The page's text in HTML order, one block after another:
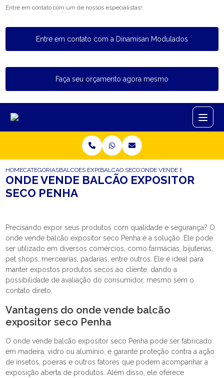
Entre em contato com um de nossos especialistas!
Entre em contato com a Dinamisan Modulados
Faça seu orçamento agora mesmo
HOMECATEGORIASBALCOES EXPOSITORESBALCAO SECO EXPOSITOR
ONDE VENDE BALCAO
ONDE VENDE BALCÃO EXPOSITOR
SECO PENHA
Precisando expor seus produtos com qualidade e segurança? O
onde vende balcão expositor seco Penha é a solução. Ele pode
ser utilizado em diversos comércios, como farmácias, bijuterias,
pet shops, mercearias, padarias, entre outros. Ele é ideal para
manter expostos produtos secos ao cliente, dando a
possibilidade de avaliação do consumidor, mesmo sem o
contato direto.
Vantagens do onde vende balcão
expositor seco Penha
O onde vende balcão expositor seco Penha pode ser fabricado
em madeira, vidro ou alumínio, e garante proteção contra a ação
de insetos, poeiras e outros fatores que podem acompanhar a
exposição aberta de produtos. Além disso, ele oferece